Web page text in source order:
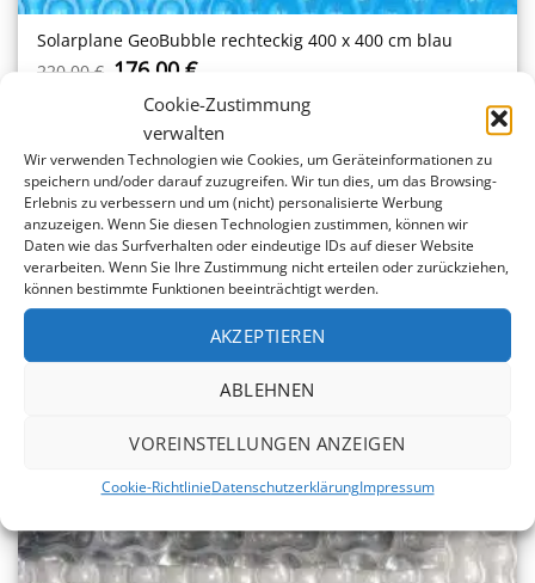
Cookie-Zustimmung
verwalten
Wir verwenden Technologien wie Cookies, um Geräteinformationen zu
speichern und/oder darauf zuzugreifen. Wir tun dies, um das Browsing-
Erlebnis zu verbessern und um (nicht) personalisierte Werbung
anzuzeigen. Wenn Sie diesen Technologien zustimmen, können wir
Daten wie das Surfverhalten oder eindeutige IDs auf dieser Website
verarbeiten. Wenn Sie Ihre Zustimmung nicht erteilen oder zurückziehen,
können bestimmte Funktionen beeinträchtigt werden.
AKZEPTIEREN
ABLEHNEN
VOREINSTELLUNGEN ANZEIGEN
Cookie-RichtlinieDatenschutzerklärungImpressum
Solarplane GeoBubble rechteckig 400 x 400 cm blau
220,00€ Ursprünglicher
war:
220,00 €
176,00€Aktueller
ist:
176,00 €.
-20%